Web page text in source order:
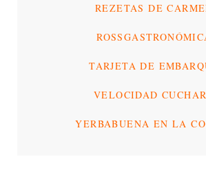
REZETAS DE
TARJETA DE
VELOCIDAD
YERBABUENA EN LA